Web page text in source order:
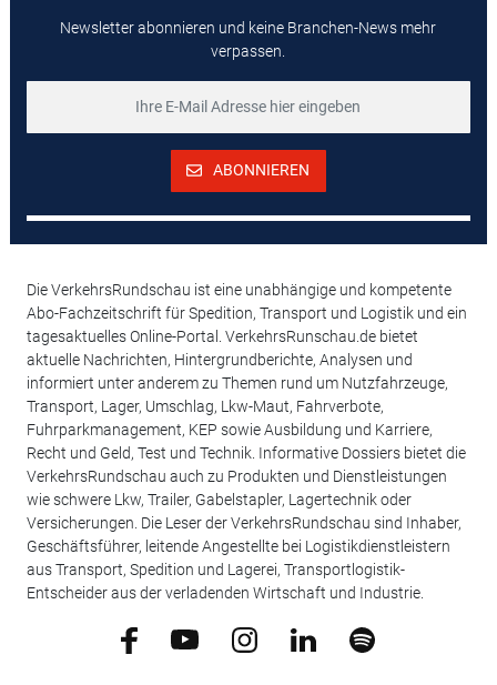
Newsletter abonnieren und keine Branchen-News mehr
verpassen.
ABONNIEREN
Die VerkehrsRundschau ist eine unabhängige und kompetente
Abo-Fachzeitschrift für Spedition, Transport und Logistik und ein
tagesaktuelles Online-Portal. VerkehrsRunschau.de bietet
aktuelle Nachrichten, Hintergrundberichte, Analysen und
informiert unter anderem zu Themen rund um Nutzfahrzeuge,
Transport, Lager, Umschlag, Lkw-Maut, Fahrverbote,
Fuhrparkmanagement, KEP sowie Ausbildung und Karriere,
Recht und Geld, Test und Technik. Informative Dossiers bietet die
VerkehrsRundschau auch zu Produkten und Dienstleistungen
wie schwere Lkw, Trailer, Gabelstapler, Lagertechnik oder
Versicherungen. Die Leser der VerkehrsRundschau sind Inhaber,
Geschäftsführer, leitende Angestellte bei Logistikdienstleistern
aus Transport, Spedition und Lagerei, Transportlogistik-
Entscheider aus der verladenden Wirtschaft und Industrie.